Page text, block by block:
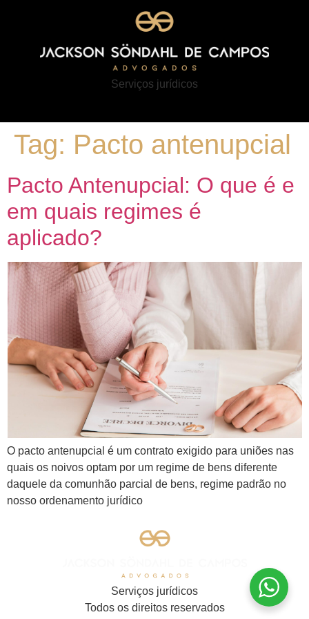
Serviços jurídicos
Tag: Pacto antenupcial
Pacto Antenupcial: O que é e
em quais regimes é
aplicado?
O pacto antenupcial é um contrato exigido para uniões nas
quais os noivos optam por um regime de bens diferente
daquele da comunhão parcial de bens, regime padrão no
nosso ordenamento jurídico
Serviços jurídicos
Todos os direitos reservados